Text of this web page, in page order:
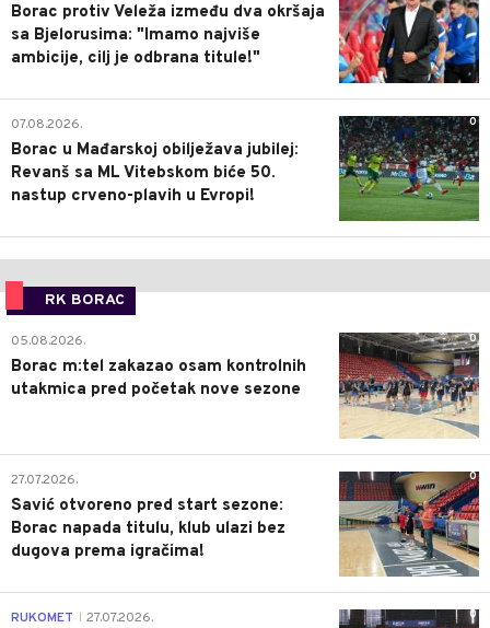
Borac protiv Veleža između dva okršaja
sa Bjelorusima: "Imamo najviše
ambicije, cilj je odbrana titule!"
0
07.08.2026.
Borac u Mađarskoj obilježava jubilej:
Revanš sa ML Vitebskom biće 50.
nastup crveno-plavih u Evropi!
RK BORAC
0
05.08.2026.
Borac m:tel zakazao osam kontrolnih
utakmica pred početak nove sezone
0
27.07.2026.
Savić otvoreno pred start sezone:
Borac napada titulu, klub ulazi bez
dugova prema igračima!
0
RUKOMET 27.07.2026.